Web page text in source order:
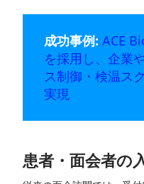
成功事例:ACE
を採用し、企業
ス制御・検温ス
実現
患者・面会者の